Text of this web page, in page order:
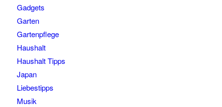
Gadgets
Garten
Gartenpflege
Haushalt
Haushalt Tipps
Japan
Liebestipps
Musik